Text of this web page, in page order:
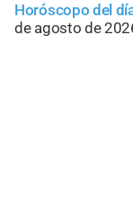
Horóscopo del
de agosto de